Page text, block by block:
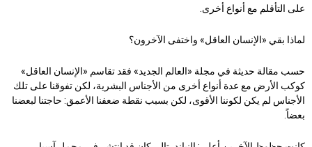
على التأقلم مع أنواع أخرى.
لماذا بقي «الإنسان العاقل» واختفى الآخرون؟
حسب مقالة حديثة في مجلة «العالم الجديد» فقد تقاسم «الإنسان العاقل»
كوكب الأرض مع عدة أنواع أخرى من الأجناس البشرية، لكن تفوقنا على تلك
الأجناس لم يكن لكوننا الأقوى، لكن بسبب نقطة ضعفنا الأعمق: حاجتنا لبعضنا
بعضاً.